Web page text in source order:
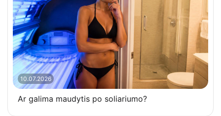
10.07.2026
Ar galima maudytis po soliariumo?